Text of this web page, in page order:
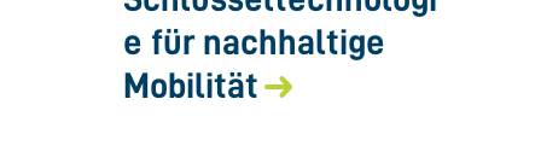
e für nachhaltige
Mobilität